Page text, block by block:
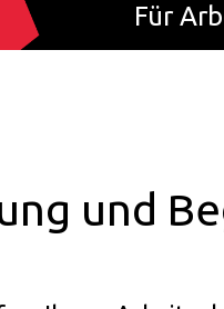
Für
und